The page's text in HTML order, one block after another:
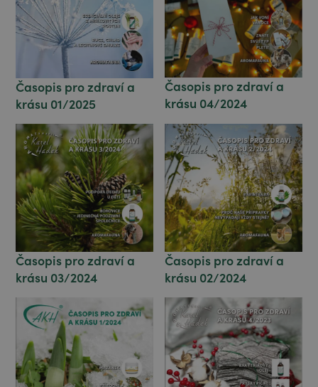
Časopis pro zdraví a
krásu 01/2025
Časopis pro zdraví a
krásu 04/2024
Časopis pro zdraví a
krásu 03/2024
Časopis pro zdraví a
krásu 02/2024